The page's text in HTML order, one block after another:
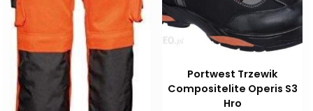
Portwest Trzewik
Compositelite Operis S3
Hro